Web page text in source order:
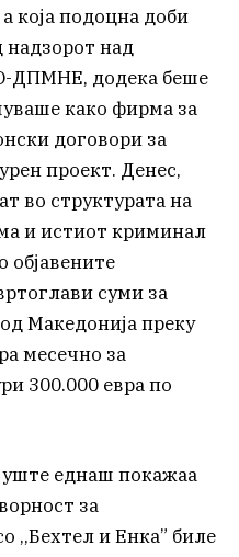
која подоцна доби
надзорот над
ДПМНЕ, додека беше
како фирма за
договори за
проект. Денес,
во структурата на
и истиот криминал
суми за
Македонија преку
месечно за
300.000 евра по
еднаш покажаа
за
,,Бехтел и Енка” биле